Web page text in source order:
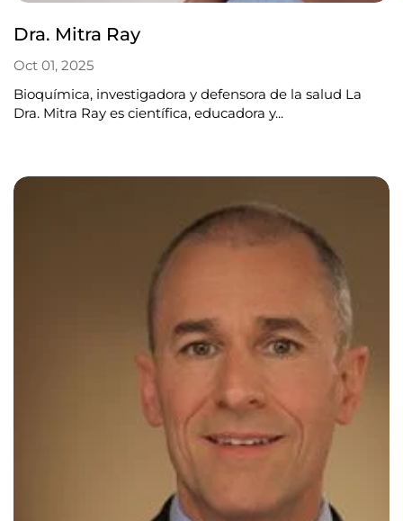
Dra. Mitra Ray
Oct 01, 2025
Bioquímica, investigadora y defensora de la salud La
Dra. Mitra Ray es científica, educadora y...